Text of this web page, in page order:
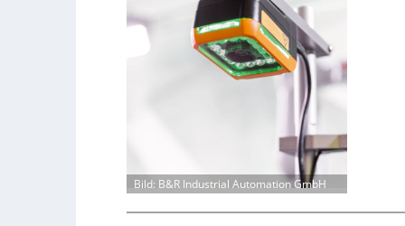
Bild: B&R Industrial Automation GmbH